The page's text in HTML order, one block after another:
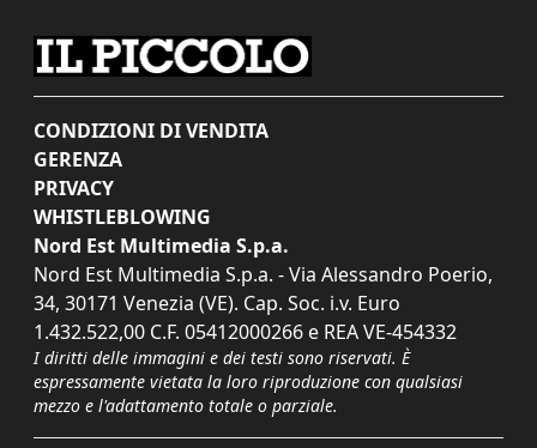
CONDIZIONI DI VENDITA
GERENZA
PRIVACY
WHISTLEBLOWING
Nord Est Multimedia S.p.a.
Nord Est Multimedia S.p.a. - Via Alessandro Poerio,
34, 30171 Venezia (VE). Cap. Soc. i.v. Euro
1.432.522,00 C.F. 05412000266 e REA VE-454332
I diritti delle immagini e dei testi sono riservati. È
espressamente vietata la loro riproduzione con qualsiasi
mezzo e l'adattamento totale o parziale.